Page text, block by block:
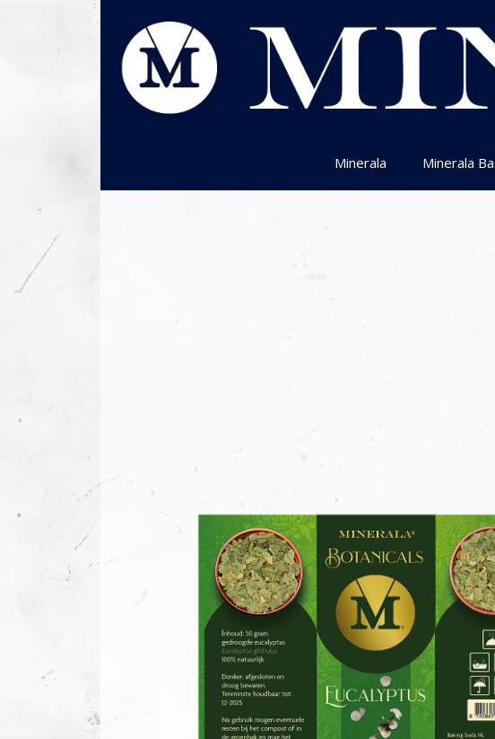
Minerala Minerala